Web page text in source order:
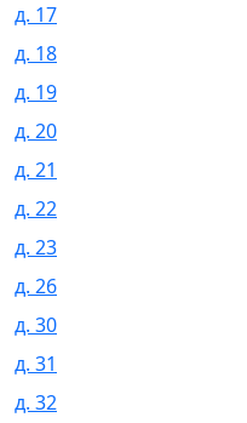
д. 17
д. 18
д. 19
д. 20
д. 21
д. 22
д. 23
д. 26
д. 30
д. 31
д. 32